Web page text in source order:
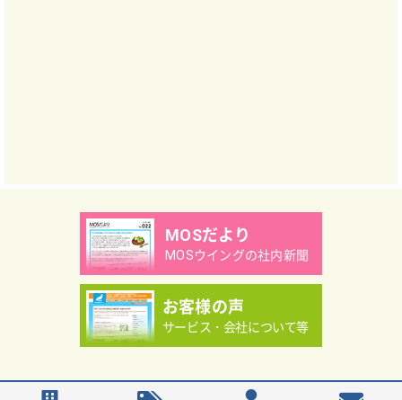
MOSだより
MOSウイングの社内新聞
お客様の声
サービス・会社について等
Copyright（C）MOS WING Co.,Ltd.